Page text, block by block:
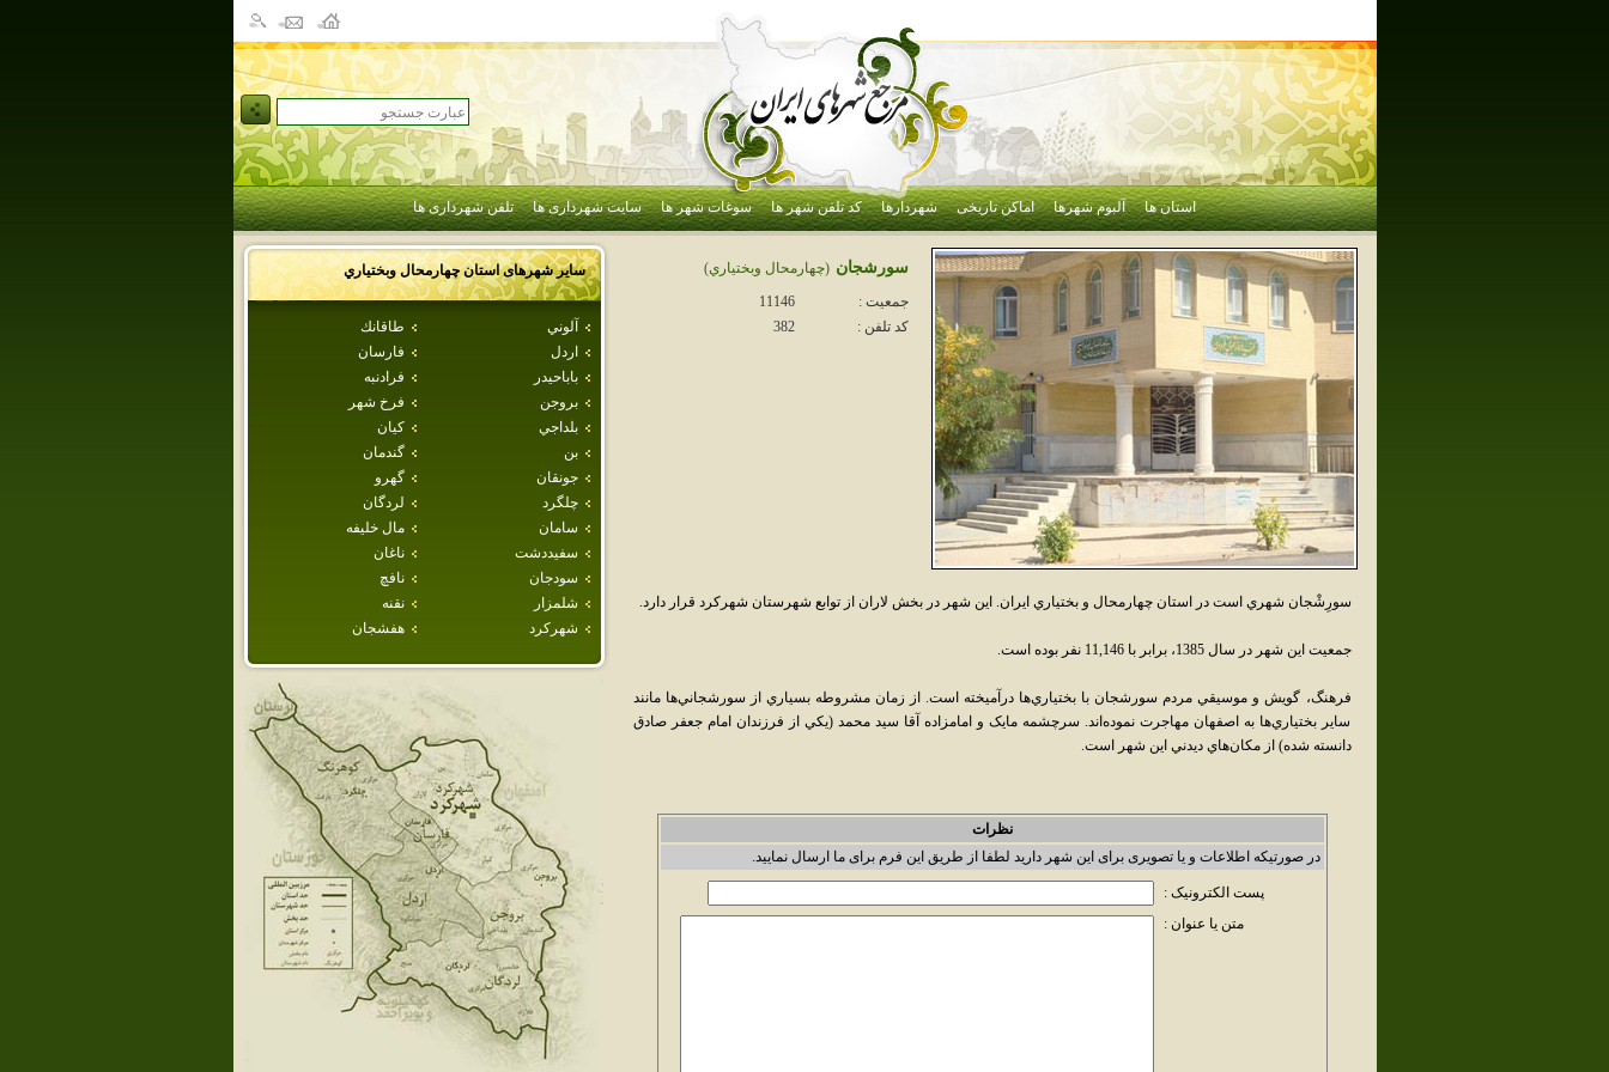
استان ها آلبوم شهرها اماکن تاریخی شهردارها کد تلفن شهر ها سوغات شهر ها سایت شهرداری ها تلفن شهرداری ها
سایر شهرهای استانچهارمحال وبختياري
آلوني
طاقانك
اردل
فارسان
باباحيدر
فرادنبه
بروجن
فرخ شهر
بلداجي
كيان
بن
گندمان
جونقان
گهرو
چلگرد
لردگان
سامان
مال خليفه
سفيددشت
ناغان
سودجان
نافچ
شلمزار
نقنه
شهركرد
هفشجان
سورشجان (چهارمحال وبختياري)
جمعیت :
11146
کد تلفن :
382
سورِشْجان شهري است در استان چهارمحال و بختياري ايران. اين شهر در بخش لاران از توابع شهرستان شهرکرد قرار دارد.
جمعيت اين شهر در سال 1385، برابر با 11,146 نفر بوده است.
فرهنگ، گويش و موسيقي مردم سورشجان با بختياري‌ها درآميخته است. از زمان مشروطه بسياري از سورشجاني‌ها مانند
ساير بختياري‌ها به اصفهان مهاجرت نموده‌اند. سرچشمه مايک و امامزاده آقا سيد محمد (يکي از فرزندان امام جعفر صادق
دانسته شده) از مکان‌هاي ديدني اين شهر است.
نظرات
در صورتیکه اطلاعات و یا تصویری برای این شهر دارید لطفا از طریق این فرم برای ما ارسال نمایید.
پست الکترونیک :
متن یا عنوان :